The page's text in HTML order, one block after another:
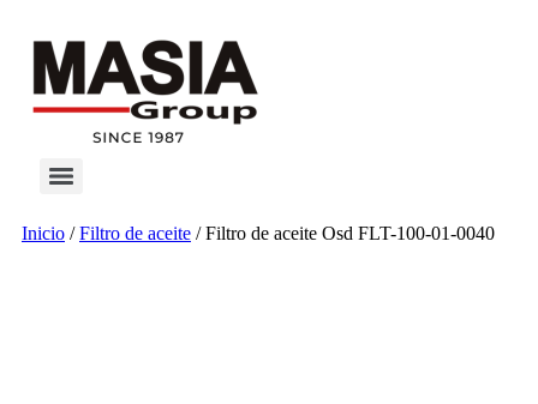
Inicio /Filtro de aceite / Filtro de aceite Osd FLT-100-01-0040